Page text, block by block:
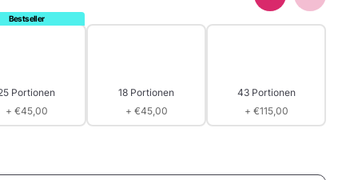
Portionen
+ €45,00
18 Portionen
+ €45,00
43 Portionen
+ €115,00